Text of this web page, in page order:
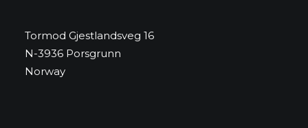
Tormod Gjestlandsveg 16
N-3936 Porsgrunn
Norway